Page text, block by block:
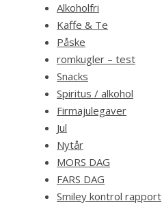
Alkoholfri
Kaffe & Te
Påske
romkugler – test
Snacks
Spiritus / alkohol
Firmajulegaver
Jul
Nytår
MORS DAG
FARS DAG
Smiley kontrol rapport